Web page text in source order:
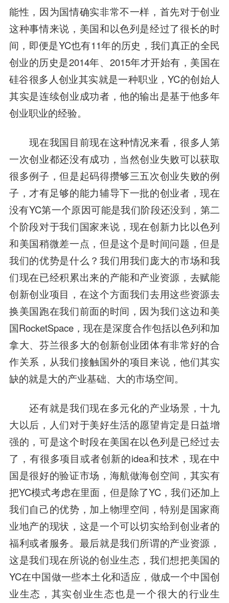
能性，因为国情确实非常不一样，首先对于创业
这种事情来说，美国和以色列是经过了很长的时
间，即便是YC也有11年的历史，我们真正的全民
创业的历史是2014年、2015年才开始有，美国在
硅谷很多人创业其实就是一种职业，YC的创始人
其实是连续创业成功者，他的输出是基于他多年
创业职业的经验。
现在我国目前现在这种情况来看，很多人第
一次创业都还没有成功，当然创业失败可以获取
很多例子，但是起码得攒够三五次创业失败的例
子，才有足够的能力辅导下一批的创业者，现在
没有YC第一个原因可能是我们阶段还没到，第二
个阶段对于我们国家来说，现在创新力比以色列
和美国稍微差一点，但是这个是时间问题，但是
我们的优势是什么？我们用我们庞大的市场和我
们现在已经积累出来的产能和产业资源，去赋能
创新创业项目，在这个方面我们去用这些资源去
换美国跑在我们前面的时间，因为我们这边和美
国RocketSpace，现在是深度合作包括以色列和加
拿大、芬兰很多大的创新创业团体有非常好的合
作关系，从我们接触国外的项目来说，他们其实
缺的就是大的产业基础、大的市场空间。
还有就是我们现在多元化的产业场景，十九
大以后，人们对于美好生活的愿望肯定是日益增
强的，可是这个时段在美国在以色列是已经过去
了，有很多项目或者创新的idea和技术，现在中
国是很好的验证市场，海航做海创空间，其实有
把YC模式考虑在里面，但是除了YC，我们还加上
我们自己的优势，加上物理空间，特别是国家商
业地产的现状，这是一个可以切实给到创业者的
福利或者服务。最后就是我们所谓的产业资源，
这是我们现在所说的创业生态，我们想把美国的
YC在中国做一些本土化和适应，做成一个中国创
业生态，其实创业生态也是一个很大的行业生